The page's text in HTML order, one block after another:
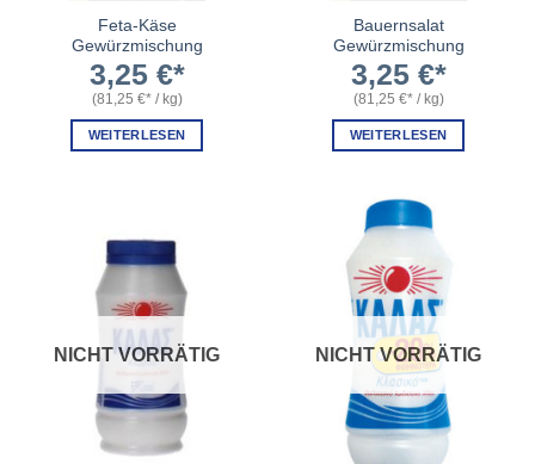
Feta-Käse
Gewürzmischung
3,25 €
(81,25 € /kg)
WEITERLESEN
Bauernsalat
Gewürzmischung
3,25 €
(81,25 € /kg)
WEITERLESEN
NICHT VORRÄTIG NICHT VORRÄTIG